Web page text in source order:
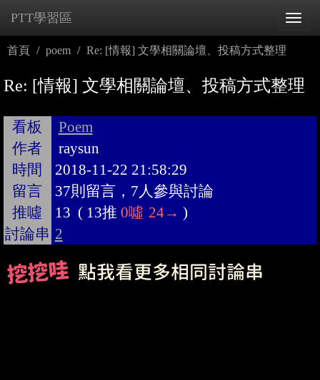
PTT學習區
首頁 poem Re: [情報] 文學相關論壇、投稿方式整理
Re: [情報] 文學相關論壇、投稿方式整理
看板
Poem
作者
raysun
時間
2018-11-22 21:58:29
留言
37則留言，7人參與討論
推噓
13 ( 13推 0噓 24→ )
討論串 2